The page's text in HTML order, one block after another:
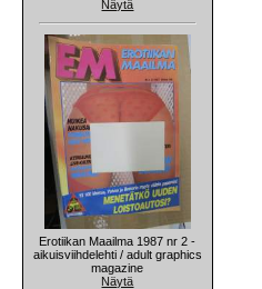
Näytä
Erotiikan Maailma 1987 nr 2 -
aikuisviihdelehti / adult graphics
magazine
Näytä